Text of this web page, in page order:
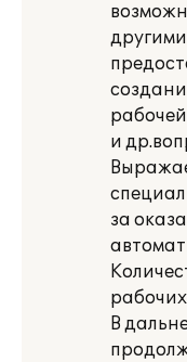
и
за
В